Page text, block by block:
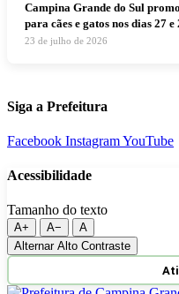
Campina Grande do Sul
para cães e gatos nos dias 27
23 de julho de 2026
Siga a Prefeitura
Facebook InstagramYouTube
Acessibilidade
Tamanho do texto
A+ A−
A
Alternar Alto Contraste